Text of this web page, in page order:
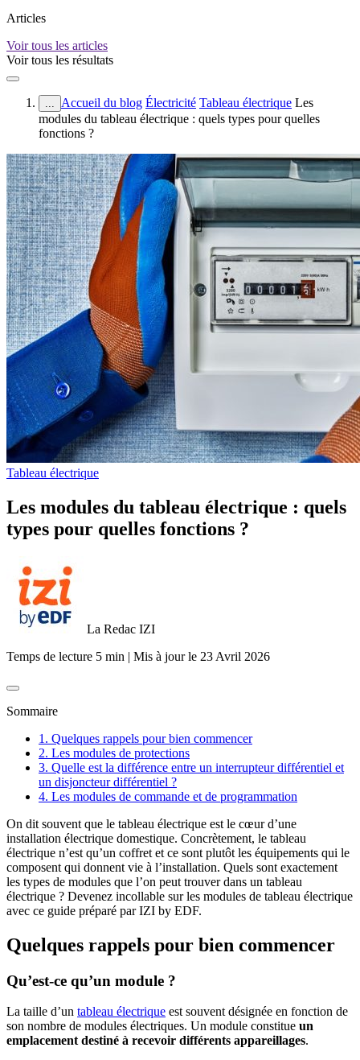
Articles
Voir tous les articles
Voir tous les résultats
... Accueil du blog Électricité Tableau électrique Les
modules du tableau électrique : quels types pour quelles
fonctions ?
Tableau électrique
Les modules du tableau électrique : quels
types pour quelles fonctions ?
La Redac IZI
Temps de lecture 5 min | Mis à jour le 23 Avril 2026
Sommaire
1. Quelques rappels pour bien commencer
2. Les modules de protections
3. Quelle est la différence entre un interrupteur différentiel et
un disjoncteur différentiel ?
4. Les modules de commande et de programmation
On dit souvent que le tableau électrique est le cœur d’une
installation électrique domestique. Concrètement, le tableau
électrique n’est qu’un coffret et ce sont plutôt les équipements qui le
composent qui donnent vie à l’installation. Quels sont exactement
les types de modules que l’on peut trouver dans un tableau
électrique ? Devenez incollable sur les modules de tableau électrique
avec ce guide préparé par IZI by EDF.
Quelques rappels pour bien commencer
Qu’est-ce qu’un module ?
La taille d’un tableau électrique est souvent désignée en fonction de
son nombre de modules électriques. Un module constitue un
emplacement destiné à recevoir différents appareillages.